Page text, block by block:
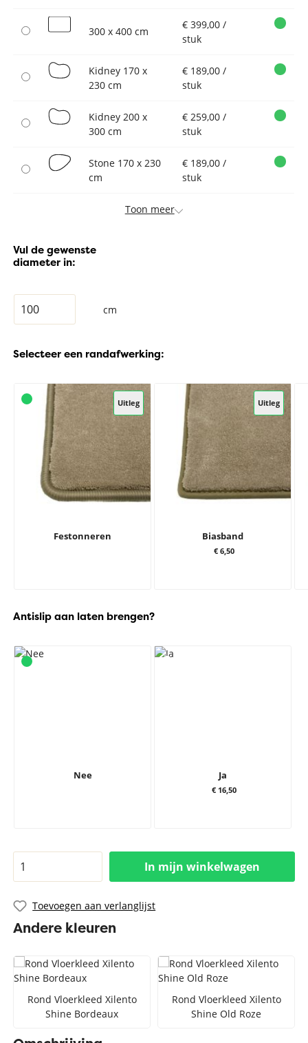
300 x 400 cm
€ 399,00 /
stuk
Kidney 170 x
230 cm
€ 189,00 /
stuk
Kidney 200 x
300 cm
€ 259,00 /
stuk
Stone 170 x 230
cm
€ 189,00 /
stuk
Toon meer
Vul de gewenste
diameter in:
cm
Selecteer een randafwerking:
Uitleg
Festonneren
Uitleg
Biasband
€ 6,50
Antislip aan laten brengen?
Nee Ja
€ 16,50
In mijn winkelwagen
Toevoegen aan verlanglijst
Andere kleuren
Rond Vloerkleed Xilento
Shine Bordeaux
Rond Vloerkleed Xilento
Shine Old Roze